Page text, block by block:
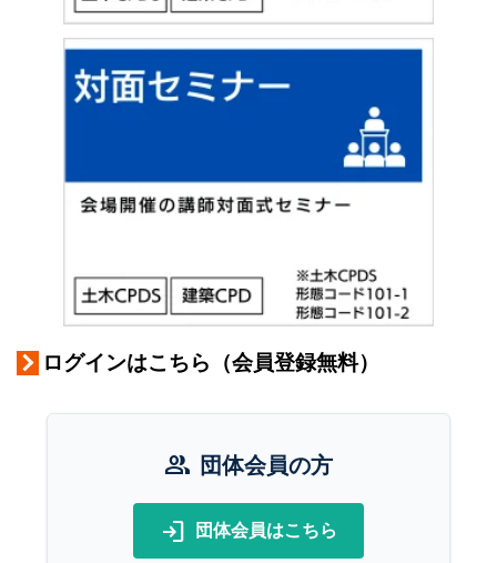
ログインはこちら（会員登録無料）
group 団体会員の方
login 団体会員はこちら